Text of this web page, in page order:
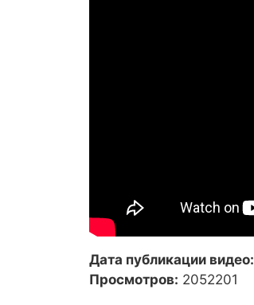
Дата публикации видео:
Просмотров: 2052201